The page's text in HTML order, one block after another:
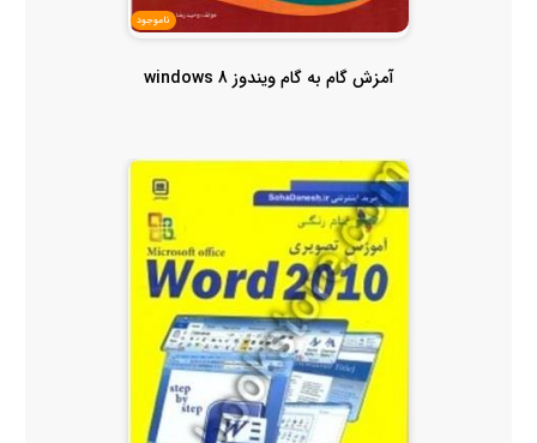
ناموجود
آمزش گام به گام ویندوز windows 8